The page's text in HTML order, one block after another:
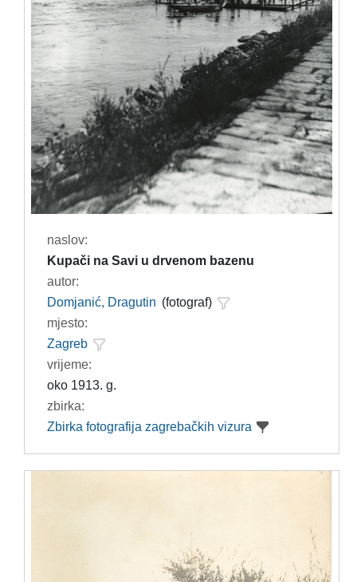
naslov:
Kupači na Savi u drvenom bazenu
autor:
Domjanić, Dragutin (fotograf)
mjesto:
Zagreb
vrijeme:
oko 1913. g.
zbirka:
Zbirka fotografija zagrebačkih vizura